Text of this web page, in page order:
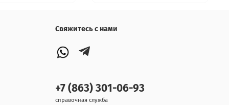
Свяжитесь с нами
+7 (863) 301-06-93
справочная служба